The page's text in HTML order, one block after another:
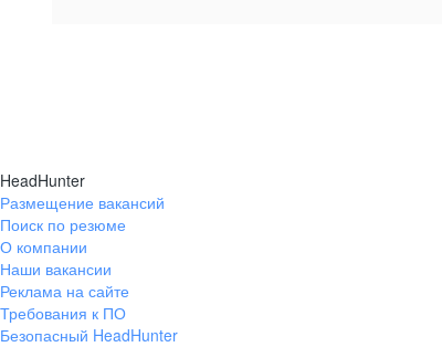
HeadHunter
Размещение вакансий
Поиск по резюме
О компании
Наши вакансии
Реклама на сайте
Требования к ПО
Безопасный HeadHunter